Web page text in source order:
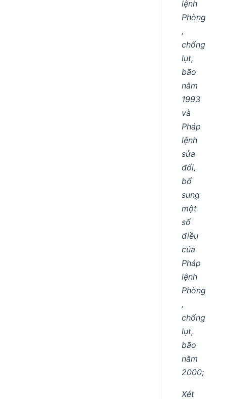
lệnh
Phòng
,
chống
lụt,
bão
năm
1993
và
Pháp
lệnh
sửa
đổi,
bổ
sung
một
số
điều
của
Pháp
lệnh
Phòng
,
chống
lụt,
bão
năm
2000;
Xét